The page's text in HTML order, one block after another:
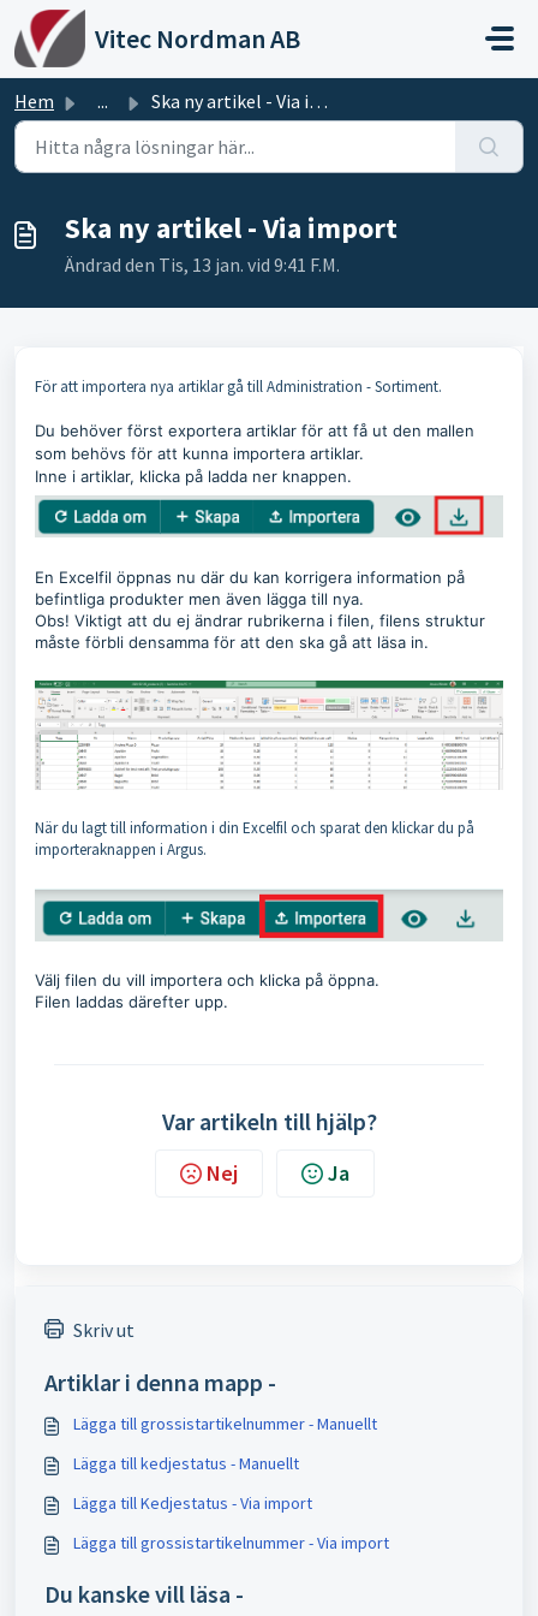
Hoppa över till huvudinnehåll
Vitec Nordman AB
Hem ... Ska ny artikel - Via import
Ska ny artikel - Via import
Ändrad den Tis, 13 jan. vid 9:41 F.M.
För att importera nya artiklar gå till Administration - Sortiment.
Du behöver först exportera artiklar för att få ut den mallen
som behövs för att kunna importera artiklar.
Inne i artiklar, klicka på ladda ner knappen.
En Excelfil öppnas nu där du kan korrigera information på
befintliga produkter men även lägga till nya.
Obs! Viktigt att du ej ändrar rubrikerna i filen, filens struktur
måste förbli densamma för att den ska gå att läsa in.
När du lagt till information i din Excelfil och sparat den klickar du på
importeraknappen i Argus.
Välj filen du vill importera och klicka på öppna.
Filen laddas därefter upp.
Var artikeln till hjälp?
Nej Ja
Skriv ut
Artiklar i denna mapp -
Lägga till grossistartikelnummer - Manuellt
Lägga till kedjestatus - Manuellt
Lägga till Kedjestatus - Via import
Lägga till grossistartikelnummer - Via import
Du kanske vill läsa -